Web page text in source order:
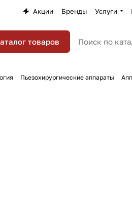
Акции Бренды Услуги
товаров
Пьезохирургические аппараты